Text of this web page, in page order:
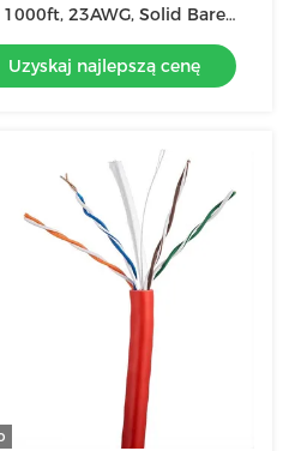
1000ft, 23AWG, Solid Bare
500MHz
Uzyskaj najlepszą cenę